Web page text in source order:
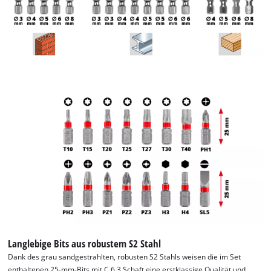
Bestandteile stets griffbereit. Das 40-teilige Einhell-Set ist mit
seiner umfangreichen Auswahl an Zubehör die perfekte
Ergänzung für jedes Werkzeugarsenal und ermöglicht
zuverlässige Ergebnisse bei einer Vielzahl von Anwendungen.
Langlebige Bits aus robustem S2 Stahl
Dank des grau sandgestrahlten, robusten S2 Stahls weisen die im Set